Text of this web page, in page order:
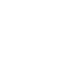
dinero! Así